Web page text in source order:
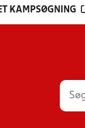
KAMPSØGNING